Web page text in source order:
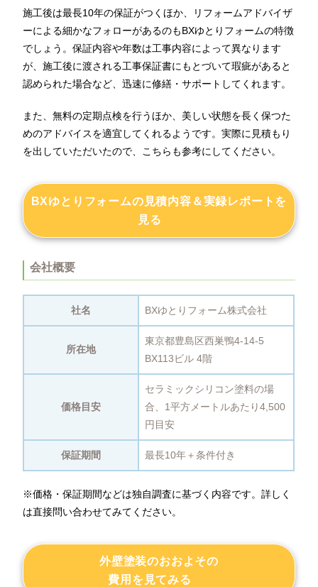
施工後は最長10年の保証がつくほか、リフォームアドバイザ
ーによる細かなフォローがあるのもBXゆとりフォームの特徴
でしょう。保証内容や年数は工事内容によって異なります
が、施工後に渡される工事保証書にもとづいて瑕疵があると
認められた場合など、迅速に修繕・サポートしてくれます。
また、無料の定期点検を行うほか、美しい状態を長く保つた
めのアドバイスを適宜してくれるようです。実際に見積もり
を出していただいたので、こちらも参考にしてください。
BXゆとりフォームの見積内容＆実録レポートを
見る
会社概要
社名 BXゆとりフォーム株式会社
所在地
東京都豊島区西巣鴨4-14-5
BX113ビル 4階
価格目安
セラミックシリコン塗料の場
合、1平方メートルあたり4,500
円目安
保証期間 最長10年＋条件付き
※価格・保証期間などは独自調査に基づく内容です。詳しく
は直接問い合わせてみてください。
外壁塗装のおおよその
費用を見てみる